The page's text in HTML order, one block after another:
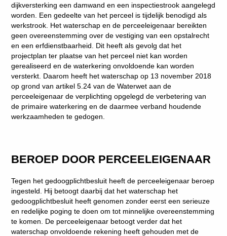
dijkversterking een damwand en een inspectiestrook aangelegd
worden. Een gedeelte van het perceel is tijdelijk benodigd als
werkstrook. Het waterschap en de perceeleigenaar bereikten
geen overeenstemming over de vestiging van een opstalrecht
en een erfdienstbaarheid. Dit heeft als gevolg dat het
projectplan ter plaatse van het perceel niet kan worden
gerealiseerd en de waterkering onvoldoende kan worden
versterkt. Daarom heeft het waterschap op 13 november 2018
op grond van artikel 5.24 van de Waterwet aan de
perceeleigenaar de verplichting opgelegd de verbetering van
de primaire waterkering en de daarmee verband houdende
werkzaamheden te gedogen.
BEROEP DOOR PERCEELEIGENAAR
Tegen het gedoogplichtbesluit heeft de perceeleigenaar beroep
ingesteld. Hij betoogt daarbij dat het waterschap het
gedoogplichtbesluit heeft genomen zonder eerst een serieuze
en redelijke poging te doen om tot minnelijke overeenstemming
te komen. De perceeleigenaar betoogt verder dat het
waterschap onvoldoende rekening heeft gehouden met de